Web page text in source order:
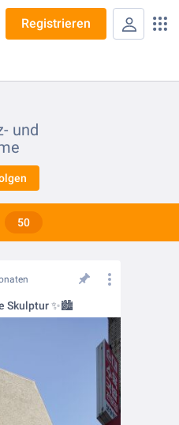
Registrieren
und
50
Skulptur ✨🏙️